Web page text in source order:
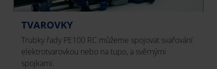
TVAROVKY
Trubky řady PE100 RC můžeme spojovat svařování
elektrotvarovkou nebo na tupo, a svěrnými
spojkami.